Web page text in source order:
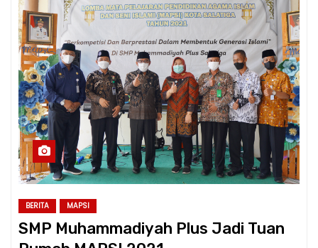
BERITA MAPSI
SMP Muhammadiyah Plus Jadi Tuan